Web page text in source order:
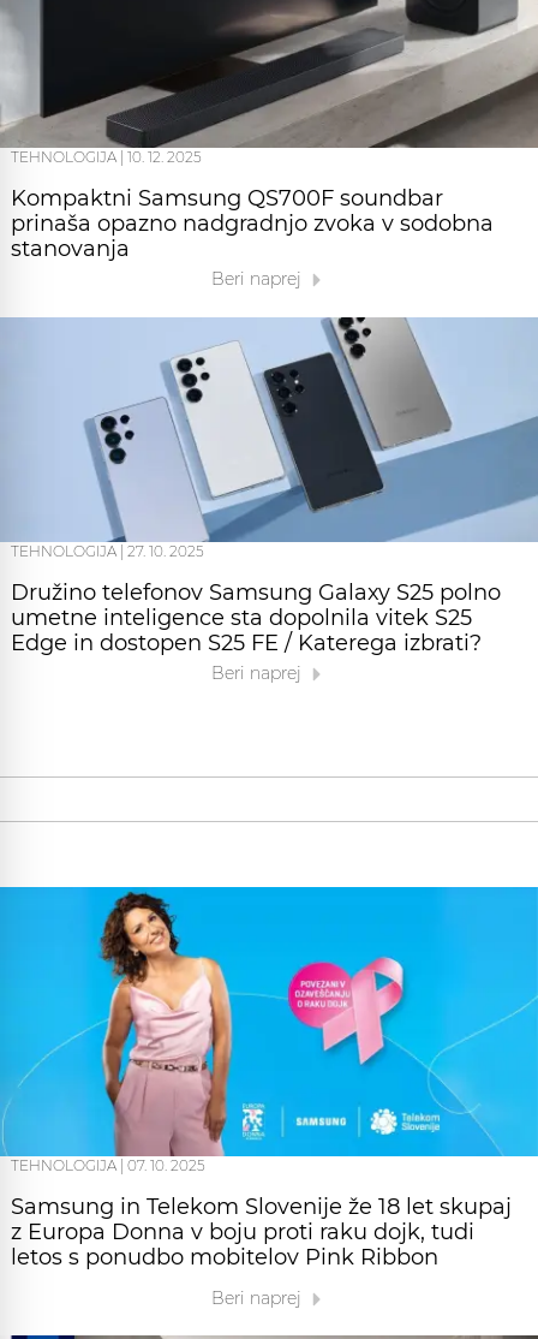
TEHNOLOGIJA 10. 12. 2025
Kompaktni Samsung QS700F soundbar
prinaša opazno nadgradnjo zvoka v sodobna
stanovanja
Beri naprej
TEHNOLOGIJA 27. 10. 2025
Družino telefonov Samsung Galaxy S25 polno
umetne inteligence sta dopolnila vitek S25
Edge in dostopen S25 FE / Katerega izbrati?
Beri naprej
TEHNOLOGIJA | 07. 10. 2025
Samsung in Telekom Slovenije že 18 let skupaj
z Europa Donna v boju proti raku dojk, tudi
letos s ponudbo mobitelov Pink Ribbon
Beri naprej